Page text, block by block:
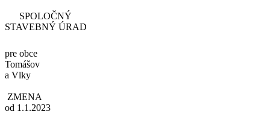
SPOLOČNÝ
STAVEBNÝ ÚRAD
pre obce
Tomášov
a Vlky
ZMENA
od 1.1.2023